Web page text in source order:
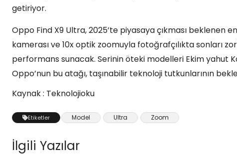
getiriyor.
Oppo Find X9 Ultra, 2025’te piyasaya çıkması beklenen
kamerası ve 10x optik zoomuyla fotoğrafçılıkta sonları
performans sunacak. Serinin öteki modelleri Ekim yahut
Oppo’nun bu atağı, taşınabilir teknoloji tutkunlarının
Kaynak : Teknolojioku
Etiketler Model Ultra Zoom
İlgili Yazılar